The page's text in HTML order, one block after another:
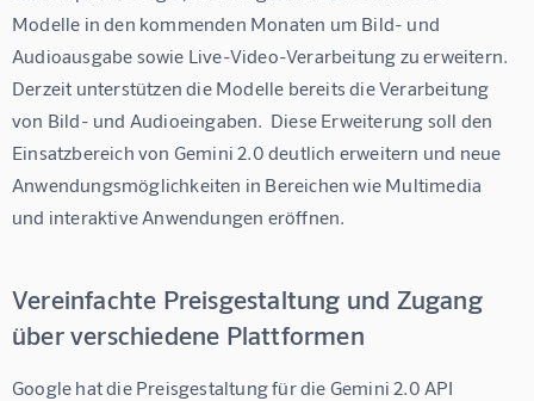
Modelle in den kommenden Monaten um Bild- und
Audioausgabe sowie Live-Video-Verarbeitung zu erweitern.
Derzeit unterstützen die Modelle bereits die Verarbeitung
von Bild- und Audioeingaben.  Diese Erweiterung soll den
Einsatzbereich von Gemini 2.0 deutlich erweitern und neue
Anwendungsmöglichkeiten in Bereichen wie Multimedia
und interaktive Anwendungen eröffnen.
Vereinfachte Preisgestaltung und Zugang
über verschiedene Plattformen
Google hat die Preisgestaltung für die Gemini 2.0 API